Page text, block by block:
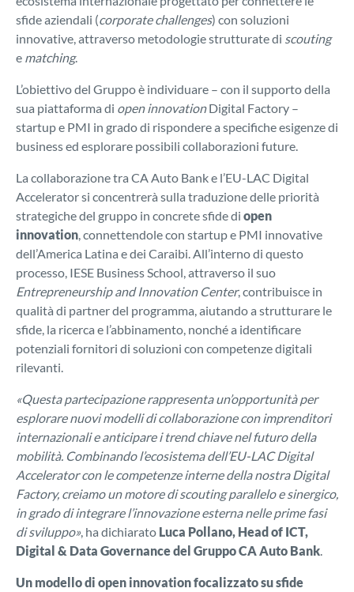
sfide aziendali (corporate challenges) con soluzioni
innovative, attraverso metodologie strutturate di scouting
e matching.
L’obiettivo del Gruppo è individuare – con il supporto della
sua piattaforma di open innovationDigital Factory –
startup e PMI in grado di rispondere a specifiche esigenze di
business ed esplorare possibili collaborazioni future.
La collaborazione tra CA Auto Bank e l’EU-LAC Digital
Accelerator si concentrerà sulla traduzione delle priorità
strategiche del gruppo in concrete sfide di open
innovation, connettendole con startup e PMI innovative
dell’America Latina e dei Caraibi. All’interno di questo
processo, IESE Business School, attraverso il suo
Entrepreneurship and Innovation Center, contribuisce in
qualità di partner del programma, aiutando a strutturare le
sfide, la ricerca e l’abbinamento, nonché a identificare
potenziali fornitori di soluzioni con competenze digitali
rilevanti.
«Questa partecipazione rappresenta un’opportunità per
esplorare nuovi modelli di collaborazione con imprenditori
internazionali e anticipare i trend chiave nel futuro della
mobilità. Combinando l’ecosistema dell’EU-LAC Digital
Accelerator con le competenze interne della nostra Digital
Factory, creiamo un motore di scouting parallelo e sinergico,
in grado di integrare l’innovazione esterna nelle prime fasi
di sviluppo», ha dichiarato Luca Pollano, Head of ICT,
Digital & Data Governance del Gruppo CA Auto Bank.
Un modello di open innovation focalizzato su sfide